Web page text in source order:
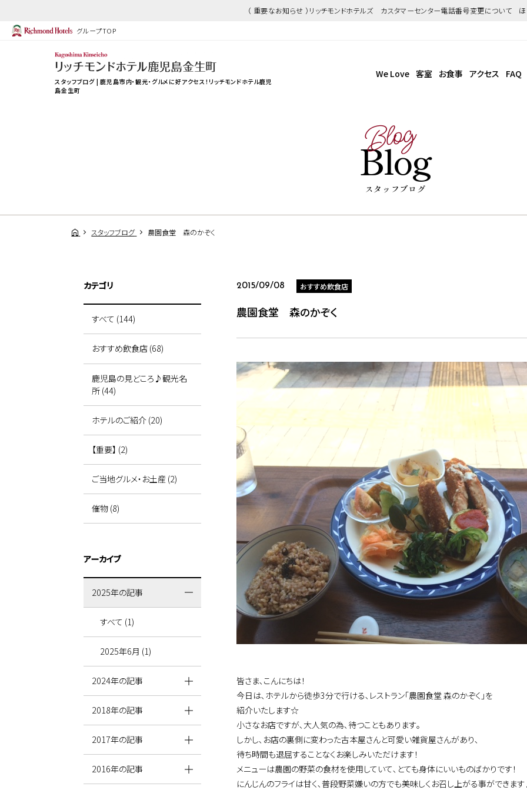
（ 重要なお知らせ ）リッチモンドホテルズ カスタマーセンター電話番号変更について
グループTOP
スタッフブログ | 鹿児島市内・観光・グルメに好アクセス！リッチモンドホテル鹿児
島金生町
We Love 客室 お食事 アクセス FAQ
Blog
Blog
スタッフブログ
スタッフブログ 農園食堂 森のかぞく
2015/09/08 おすすめ飲食店
農園食堂 森のかぞく
皆さま､こんにちは！
今日は､ホテルから徒歩3分で行ける､レストラン｢農園食堂 森のかぞく｣を
紹介いたします☆
小さなお店ですが､大人気の為､待つこともあります｡
しかし､お店の裏側に変わった古本屋さんと可愛い雑貨屋さんがあり､
待ち時間も退屈することなくお楽しみいただけます！
メニューは農園の野菜の食材を使用していて､とても身体にいいものばかりです！
にんじんのフライは甘く､普段野菜嫌いの方でも美味しくお召し上がる事ができま
カテゴリ
すべて (144)
おすすめ飲食店 (68)
鹿児島の見どころ♪観光名
所 (44)
ホテルのご紹介 (20)
【重要】 (2)
ご当地グルメ・お土産 (2)
催物 (8)
アーカイブ
2025年の記事
すべて (1)
2025年6月 (1)
2024年の記事
2018年の記事
2017年の記事
2016年の記事